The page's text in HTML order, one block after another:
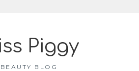
Piggy
BEAUTY BLOG